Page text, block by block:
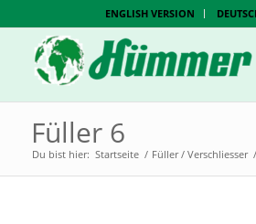
ENGLISH VERSION
Füller 6
Du bist hier: Startseite / Füller / Verschliesser /